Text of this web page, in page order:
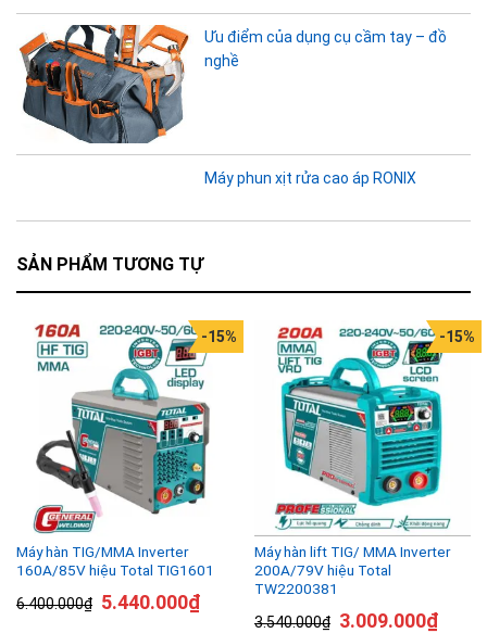
Ưu điểm của dụng cụ cầm tay – đồ
nghề
Máy phun xịt rửa cao áp RONIX
SẢN PHẨM TƯƠNG TỰ
Máy hàn TIG/MMA Inverter
160A/85V hiệu Total TIG1601
6.400.000₫
-15%
5.440.000₫
Máy hàn lift TIG/ MMA Inverter
200A/79V hiệu Total
TW2200381
3.540.000₫
-15%
3.009.000₫